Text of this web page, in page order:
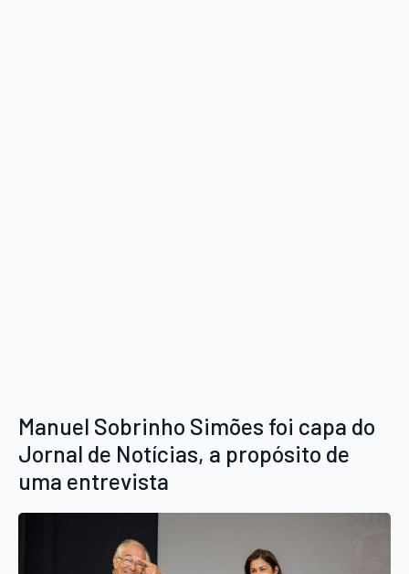
Manuel Sobrinho Simões foi capa do
Jornal de Notícias, a propósito de
uma entrevista